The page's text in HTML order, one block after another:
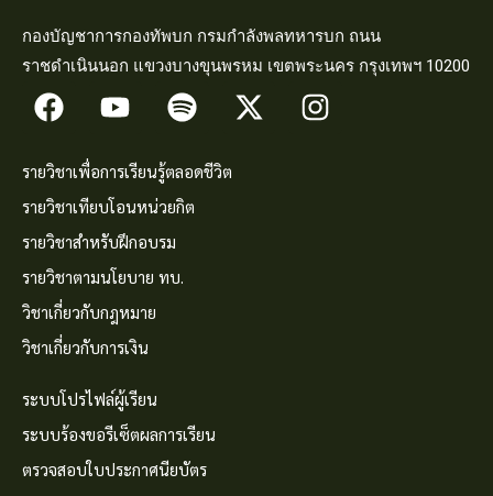
กองบัญชาการกองทัพบก กรมกำลังพลทหารบก ถนน
ราชดำเนินนอก แขวงบางขุนพรหม เขตพระนคร กรุงเทพฯ 10200
รายวิชาเพื่อการเรียนรู้ตลอดชีวิต
รายวิชาเทียบโอนหน่วยกิต
รายวิชาสำหรับฝึกอบรม
รายวิชาตามนโยบาย ทบ.
วิชาเกี่ยวกับกฎหมาย
วิชาเกี่ยวกับการเงิน
ระบบโปรไฟล์ผู้เรียน
ระบบร้องขอรีเซ็ตผลการเรียน
ตรวจสอบใบประกาศนียบัตร